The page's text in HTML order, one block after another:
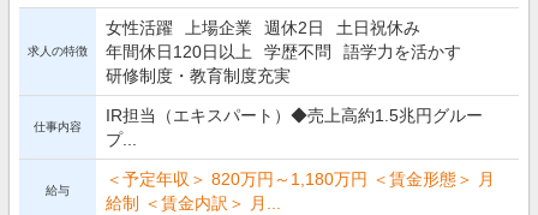
求人の特徴
女性活躍 上場企業 週休2日
土日祝休み
年間休日120日以上
学歴不問
語学力を活かす
研修制度・教育制度充実
仕事内容
IR担当（エキスパート）◆売上高約1.5兆円グルー
プ...
給与
＜予定年収＞ 820万円～1,180万円 ＜賃金形態＞ 月
給制 ＜賃金内訳＞ 月...